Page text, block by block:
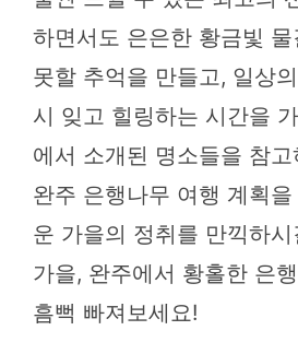
하면서도 은은한 황금빛
못할 추억을 만들고, 일상
시 잊고 힐링하는 시간을
에서 소개된 명소들을 참
완주 은행나무 여행 계획
운 가을의 정취를 만끽하
가을, 완주에서 황홀한 은
흠뻑 빠져보세요!